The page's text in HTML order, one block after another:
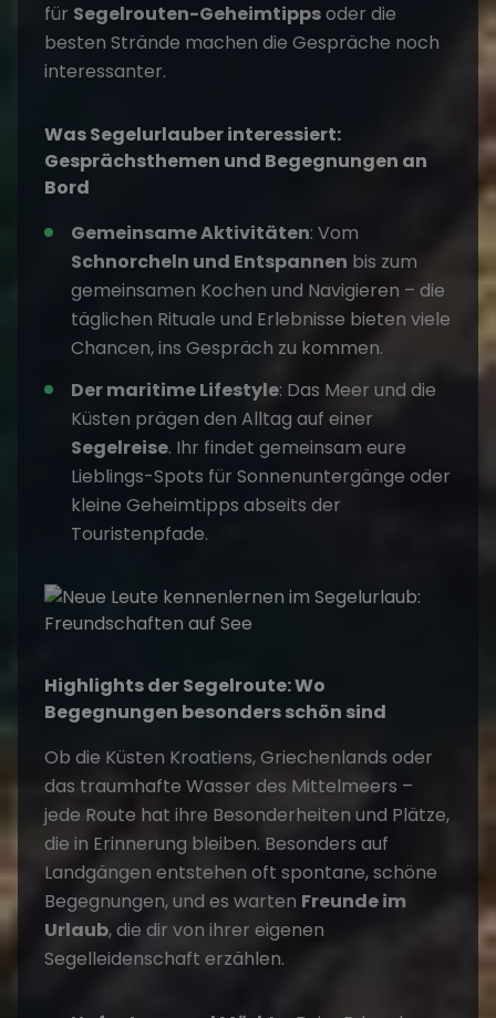
für Segelrouten-Geheimtippsoder die
besten Strände machen die Gespräche noch
interessanter.
Was Segelurlauber interessiert:
Gesprächsthemen und Begegnungen an
Bord
Gemeinsame Aktivitäten: Vom
Schnorcheln und Entspannen bis zum
gemeinsamen Kochen und Navigieren – die
täglichen Rituale und Erlebnisse bieten viele
Chancen, ins Gespräch zu kommen.
Der maritime Lifestyle: Das Meer und die
Küsten prägen den Alltag auf einer
Segelreise. Ihr findet gemeinsam eure
Lieblings-Spots für Sonnenuntergänge oder
kleine Geheimtipps abseits der
Touristenpfade.
Highlights der Segelroute: Wo
Begegnungen besonders schön sind
Ob die Küsten Kroatiens,Griechenlands oder
das traumhafte Wasser des Mittelmeers –
jede Route hat ihre Besonderheiten und Plätze,
die in Erinnerung bleiben. Besonders auf
Landgängen entstehen oft spontane, schöne
Begegnungen, und es warten Freunde im
Urlaub, die dir von ihrer eigenen
Segelleidenschaft erzählen.